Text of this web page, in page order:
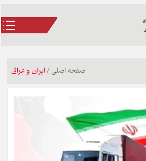
صفحه اصلی/ایران و عراق